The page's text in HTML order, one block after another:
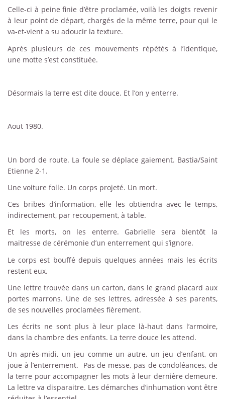
Celle-ci à peine finie d’être proclamée, voilà les doigts revenir
à leur point de départ, chargés de la même terre, pour qui le
va-et-vient a su adoucir la texture.
Après plusieurs de ces mouvements répétés à l’identique,
une motte s’est constituée.
Désormais la terre est dite douce. Et l’on y enterre.
Aout 1980.
Un bord de route. La foule se déplace gaiement. Bastia/Saint
Etienne 2-1.
Une voiture folle. Un corps projeté. Un mort.
Ces bribes d’information, elle les obtiendra avec le temps,
indirectement, par recoupement, à table.
Et les morts, on les enterre. Gabrielle sera bientôt la
maitresse de cérémonie d’un enterrement qui s’ignore.
Le corps est bouffé depuis quelques années mais les écrits
restent eux.
Une lettre trouvée dans un carton, dans le grand placard aux
portes marrons. Une de ses lettres, adressée à ses parents,
de ses nouvelles proclamées fièrement.
Les écrits ne sont plus à leur place là-haut dans l’armoire,
dans la chambre des enfants. La terre douce les attend.
Un après-midi, un jeu comme un autre, un jeu d’enfant, on
joue à l’enterrement. Pas de messe, pas de condoléances, de
la terre pour accompagner les mots à leur dernière demeure.
La lettre va disparaitre. Les démarches d’inhumation vont être